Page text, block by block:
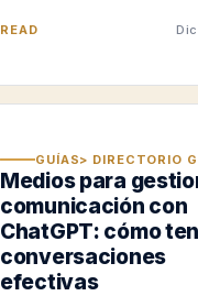
READ
GUÍAS> DIRECTORIO
Medios para
comunicación con
ChatGPT: cómo
conversaciones
efectivas